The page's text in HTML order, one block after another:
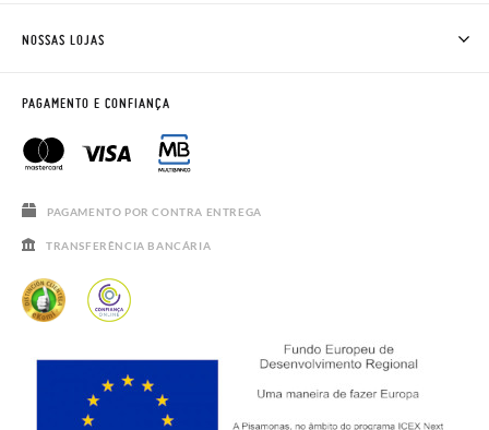
AVISO LEGAL, PRIVACIDADE E COOKIES
SALDOS
HORÁRIO
PERGUNTAS FREQUENTES
NOSSAS LOJAS
PAGAMENTO E CONFIANÇA
PAGAMENTO POR CONTRA ENTREGA
TRANSFERÊNCIA BANCÁRIA